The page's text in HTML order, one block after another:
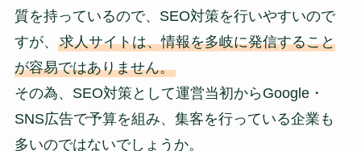
質を持っているので、SEO対策を行いやすいので
すが、 求人サイトは、情報を多岐に発信すること
が容易ではありません。
その為、SEO対策として運営当初からGoogle・
SNS広告で予算を組み、集客を行っている企業も
多いのではないでしょうか。